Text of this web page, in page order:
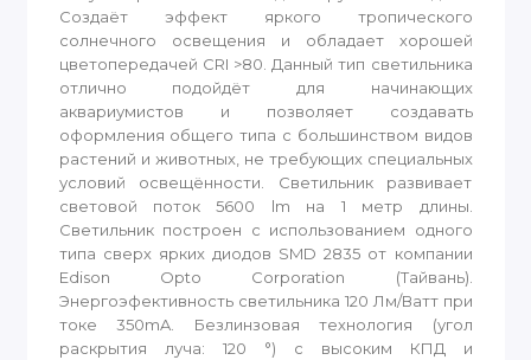
Создаёт эффект яркого тропического
солнечного освещения и обладает хорошей
цветопередачей CRI >80. Данный тип светильника
отлично подойдёт для начинающих
аквариумистов и позволяет создавать
оформления общего типа с большинством видов
растений и животных, не требующих специальных
условий освещённости. Светильник развивает
световой поток 5600 lm на 1 метр длины.
Светильник построен с использованием одного
типа сверх ярких диодов SMD 2835 от компании
Edison Opto Corporation (Тайвань).
Энергоэфективность светильника 120 Лм/Ватт при
токе 350mA. Безлинзовая технология (угол
раскрытия луча: 120 °) с высоким КПД и